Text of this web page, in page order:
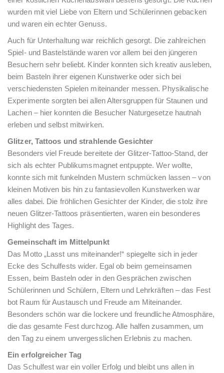
wurden mit viel Liebe von Eltern und Schülerinnen gebacken
und waren ein echter Genuss.
Auch für Unterhaltung war reichlich gesorgt. Die zahlreichen
Spiel- und Bastelstände waren vor allem bei den jüngeren
Besuchern sehr beliebt. Kinder konnten sich kreativ ausleben,
beim Basteln ihrer eigenen Kunstwerke oder sich bei
verschiedensten Spielen miteinander messen. Physikalische
Experimente sorgten bei allen Altersgruppen für Staunen und
Lachen – hier konnten die Besucher Naturgesetze hautnah
erleben und selbst mitwirken.
Glitzer, Tattoos und strahlende Gesichter
Besonders viel Freude bereitete der Glitzer-Tattoo-Stand, der
sich als echter Publikumsmagnet entpuppte. Wer wollte,
konnte sich mit funkelnden Mustern schmücken lassen – von
kleinen Motiven bis hin zu fantasievollen Kunstwerken war
alles dabei. Die fröhlichen Gesichter der Kinder, die stolz ihre
neuen Glitzer-Tattoos präsentierten, waren ein besonderes
Highlight des Tages.
Gemeinschaft im Mittelpunkt
Das Motto „Lasst uns miteinander!“ spiegelte sich in jeder
Ecke des Schulfests wider. Egal ob beim gemeinsamen
Essen, beim Basteln oder in den Gesprächen zwischen
Schülerinnen und Schülern, Eltern und Lehrkräften – das Fest
bot Raum für Austausch und Freude am Miteinander.
Besonders schön war die lockere und freundliche Atmosphäre,
die das gesamte Fest durchzog. Alle halfen zusammen, um
den Tag zu einem unvergesslichen Erlebnis zu machen.
Ein erfolgreicher Tag
Das Schulfest war ein voller Erfolg und bleibt uns allen in